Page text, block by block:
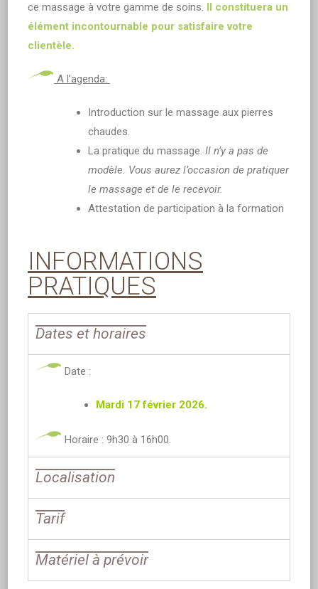
ce massage à votre gamme de soins. Il constituera un
élément incontournable pour satisfaire votre
clientèle.
A l’agenda:
Introduction sur le massage aux pierres
chaudes.
La pratique du massage. Il n’y a pas de
modèle. Vous aurez l’occasion de pratiquer
le massage et de le recevoir.
Attestation de participation à la formation
INFORMATIONS
PRATIQUES
Dates et horaires
Date :
Mardi 17 février 2026.
Horaire : 9h30 à 16h00.
Localisation
Tarif
Matériel à prévoir